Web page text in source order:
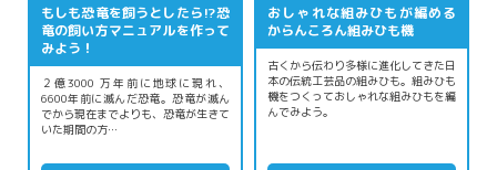
もしも恐竜を飼うとしたら⁉恐
竜の飼い方マニュアルを作って
みよう！
２億3000 万年前に地球に現れ、
6600年前に滅んだ恐竜。恐竜が滅ん
でから現在までよりも、恐竜が生きて
いた期間の方…
おしゃれな組みひもが編める
からんころん組みひも機
古くから伝わり多様に進化してきた日
本の伝統工芸品の組みひも。組みひも
機をつくっておしゃれな組みひもを編
んでみよう。